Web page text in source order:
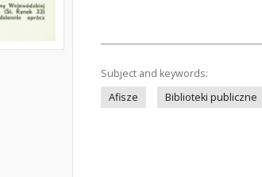
Subject and keywords:
Afisze
Biblioteki publiczne